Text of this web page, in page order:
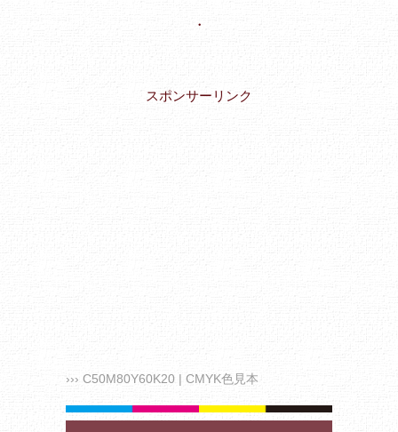
・
スポンサーリンク
››› C50M80Y60K20 | CMYK色見本